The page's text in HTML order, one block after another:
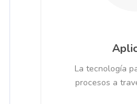
La tecnología
procesos a